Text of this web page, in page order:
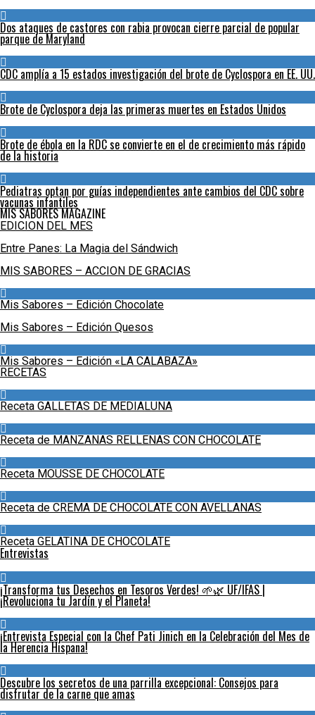
Dos ataques de castores con rabia provocan cierre parcial de popular
parque de Maryland
CDC amplía a 15 estados investigación del brote de Cyclospora en EE. UU.
Brote de Cyclospora deja las primeras muertes en Estados Unidos
Brote de ébola en la RDC se convierte en el de crecimiento más rápido
de la historia
Pediatras optan por guías independientes ante cambios del CDC sobre
vacunas infantiles
MIS SABORES MAGAZINE
EDICION DEL MES
Entre Panes: La Magia del Sándwich
MIS SABORES – ACCION DE GRACIAS
Mis Sabores – Edición Chocolate
Mis Sabores – Edición Quesos
Mis Sabores – Edición «LA CALABAZA»
RECETAS
Receta GALLETAS DE MEDIALUNA
Receta de MANZANAS RELLENAS CON CHOCOLATE
Receta MOUSSE DE CHOCOLATE
Receta de CREMA DE CHOCOLATE CON AVELLANAS
Receta GELATINA DE CHOCOLATE
Entrevistas
¡Transforma tus Desechos en Tesoros Verdes! 🌱🌿 UF/IFAS |
¡Revoluciona tu Jardín y el Planeta!
¡Entrevista Especial con la Chef Pati Jinich en la Celebración del Mes de
la Herencia Hispana!
Descubre los secretos de una parrilla excepcional: Consejos para
disfrutar de la carne que amas